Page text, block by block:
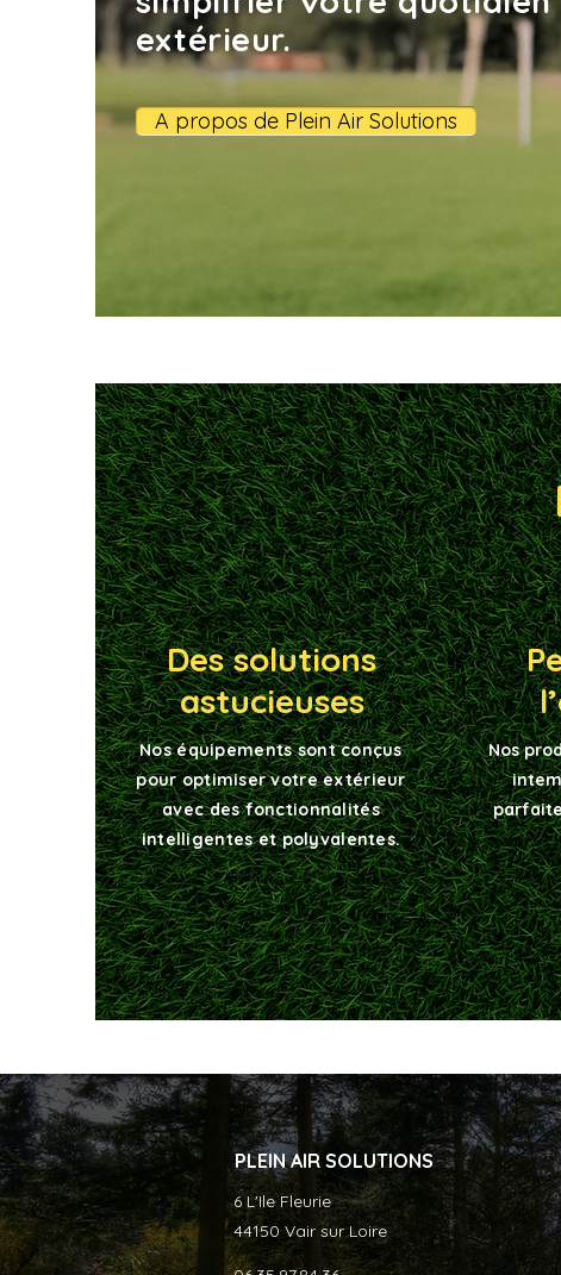
extérieur.
A propos de Plein Air Solutions
Des solutions
astucieuses
Nos équipements sont conçus
pour optimiser votre extérieur
avec des fonctionnalités
intelligentes et polyvalentes.
Nos
PLEIN AIR SOLUTIONS
6 L'Ile Fleurie
44150 Vair sur Loire